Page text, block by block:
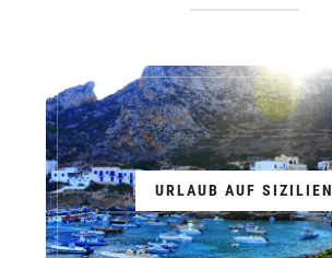
URLAUB AUF SIZILIEN